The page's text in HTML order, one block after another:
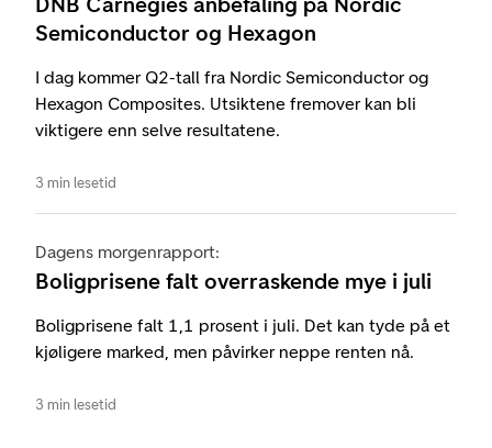
Semiconductor og Hexagon
I dag kommer Q2-tall fra Nordic Semiconductor og
Hexagon Composites. Utsiktene fremover kan bli
viktigere enn selve resultatene.
3 min lesetid
Dagens morgenrapport:
Boligprisene falt overraskende mye i juli
Boligprisene falt 1,1 prosent i juli. Det kan tyde på et
kjøligere marked, men påvirker neppe renten nå.
3 min lesetid